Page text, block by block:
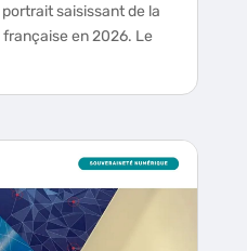
saisissant de la
en 2026. Le